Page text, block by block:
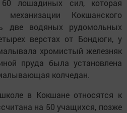
лошадиных сил, которая
механизации Кокшанского
две водяных рудомольных
верстах от Бондюги, у
хромистый железняк
пруда была установлена
колчедан.
в Кокшане относятся к
на 50 учащихся, позже